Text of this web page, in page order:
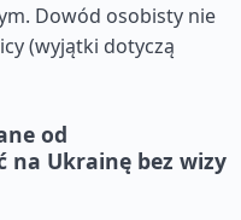
Dowód osobisty nie
(wyjątki dotyczą
od
na Ukrainę bez wizy